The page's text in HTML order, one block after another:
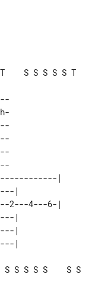
S S S S S T
|
3---5---|
2---4---6-|
|
2---4---|
S S S S    S S